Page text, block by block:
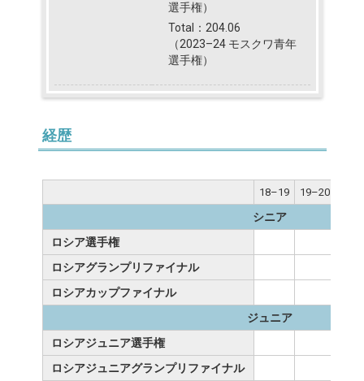
選手権）
Total：204.06
（2023–24 モスクワ青年
選手権）
経歴
18–19 19–20
シニア
ロシア選手権
ロシアグランプリファイナル
ロシアカップファイナル
ジュニア
ロシアジュニア選手権
ロシアジュニアグランプリファイナル